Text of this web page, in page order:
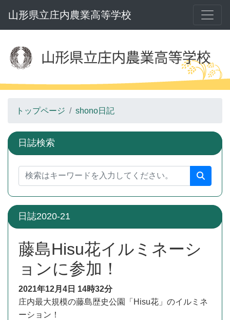
山形県立庄内農業高等学校
トップページ shono日記
日誌検索
日誌2020-21
藤島Hisu花イルミネーシ
ョンに参加！
2021年12月4日 14時32分
庄内最大規模の藤島歴史公園「Hisu花」のイルミネ
ーション！